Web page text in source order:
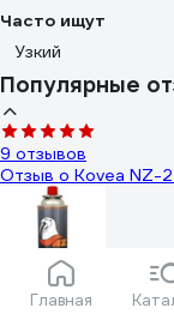
Главная
Часто ищут
Узкий
Популярные
9 отзывов
Отзыв о Kovea NZ-
Антонов Сергей